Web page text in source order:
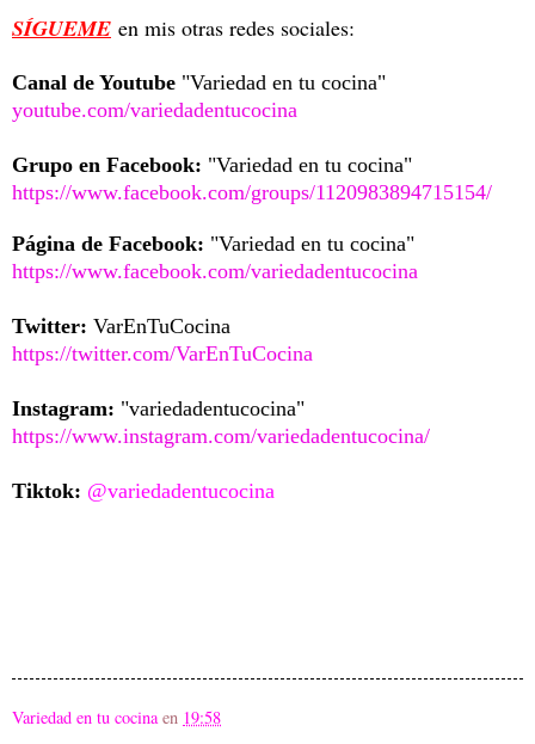
SÍGUEME en mis otras redes sociales:
Canal de Youtube "Variedad en tu cocina"
youtube.com/variedadentucocina
Grupo en Facebook: "Variedad en tu cocina"
https://www.facebook.com/groups/1120983894715154/
Página de Facebook: "Variedad en tu cocina"
https://www.facebook.com/variedadentucocina
Twitter: VarEnTuCocina
https://twitter.com/VarEnTuCocina
Instagram: "variedadentucocina"
https://www.instagram.com/variedadentucocina/
Tiktok: @variedadentucocina
Variedad en tu cocina en 19:58